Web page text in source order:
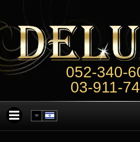
052-340-
03-911-